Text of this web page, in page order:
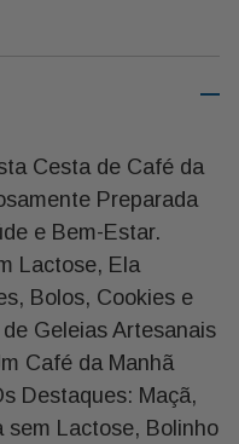
Forma sem Lactose (2 Fatias) Wickbold
40g Belive
Ltda
e sem Gluten Belive
Belive
Cesta de Café da
Preparada
e Bem-Estar.
Lactose, Ela
Bolos, Cookies e
Geleias Artesanais
Café da Manhã
Destaques: Maçã,
sem Lactose, Bolinho